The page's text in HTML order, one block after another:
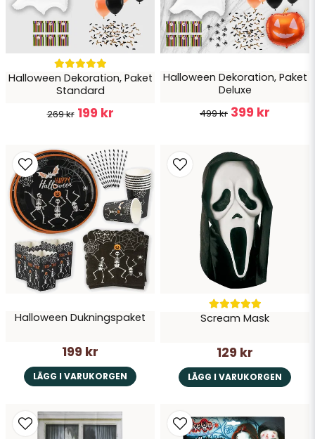
Skicka fråga
Halloween Dekoration, Paket
Standard
269 kr 199 kr
Halloween Dekoration, Paket
Deluxe
499 kr 399 kr
Halloween Dukningspaket
199 kr
LÄGG I VARUKORGEN
Scream Mask
129 kr
LÄGG I VARUKORGEN